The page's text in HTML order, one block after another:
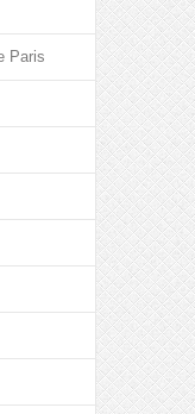
Paris